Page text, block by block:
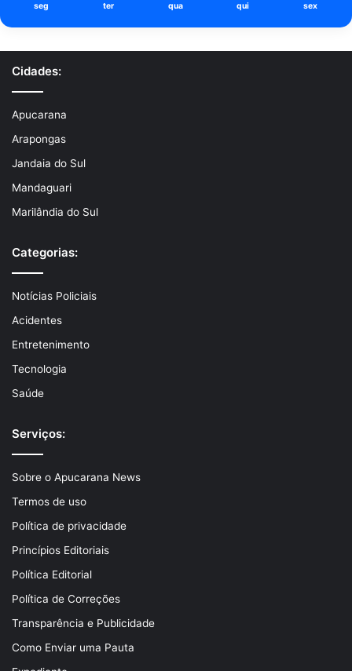
seg ter qua qui sex
Cidades:
Apucarana
Arapongas
Jandaia do Sul
Mandaguari
Marilândia do Sul
Categorias:
Notícias Policiais
Acidentes
Entretenimento
Tecnologia
Saúde
Serviços:
Sobre o Apucarana News
Termos de uso
Política de privacidade
Princípios Editoriais
Política Editorial
Política de Correções
Transparência e Publicidade
Como Enviar uma Pauta